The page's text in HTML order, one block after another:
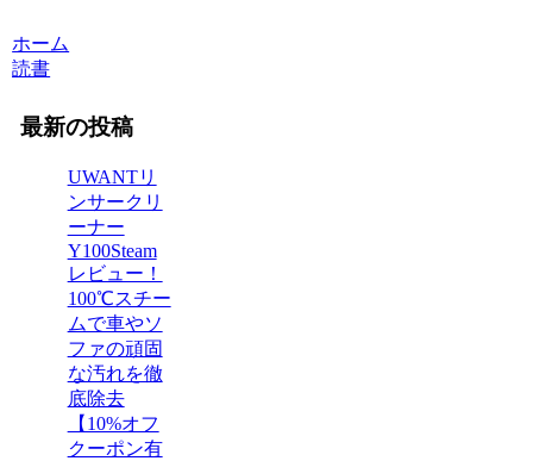
ホーム
読書
最新の投稿
UWANTリ
ンサークリ
ーナー
Y100Steam
レビュー！
100℃スチー
ムで車やソ
ファの頑固
な汚れを徹
底除去
【10%オフ
クーポン有